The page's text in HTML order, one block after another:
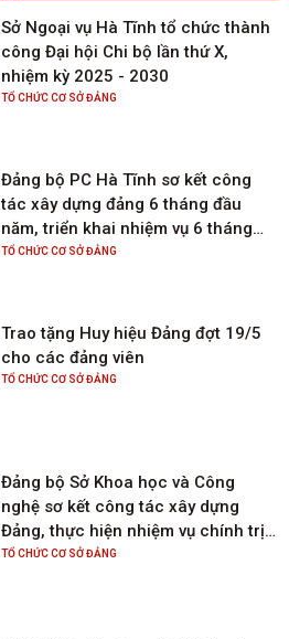
Sở Ngoại vụ Hà Tĩnh tổ chức thành
công Đại hội Chi bộ lần thứ X,
nhiệm kỳ 2025 - 2030
TỔ CHỨC CƠ SỞ ĐẢNG
Đảng bộ PC Hà Tĩnh sơ kết công
tác xây dựng đảng 6 tháng đầu
năm, triển khai nhiệm vụ 6 tháng
cuối năm 2025
TỔ CHỨC CƠ SỞ ĐẢNG
Trao tặng Huy hiệu Đảng đợt 19/5
cho các đảng viên
TỔ CHỨC CƠ SỞ ĐẢNG
Đảng bộ Sở Khoa học và Công
nghệ sơ kết công tác xây dựng
Đảng, thực hiện nhiệm vụ chính trị
6 tháng đầu năm; triển khai nhiệm
TỔ CHỨC CƠ SỞ ĐẢNG